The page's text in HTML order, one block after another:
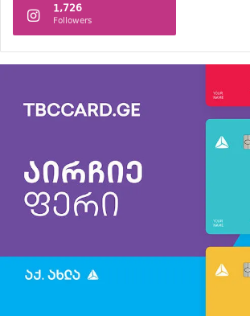
1,726
Followers